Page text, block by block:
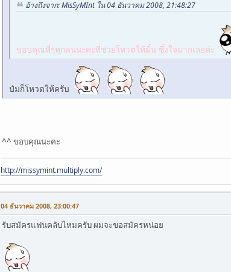
อ้างถึงจาก: MisSyMInt ใน 04 ธันวาคม 2008, 21:48:27
ขอบคุณพี่ๆทุกคนนะคะที่ช่วยโหวตให้มิ้น ซึ้งใจมากเลยค่ะ
ป๋มก็โหวตให้ครับ
^^ ขอบคุณนะคะ
http://missymint.multiply.com/
04 ธันวาคม 2008, 23:00:47
รับสมัครแฟนคลับไหมครับ ผมจะขอสมัครหน่อย